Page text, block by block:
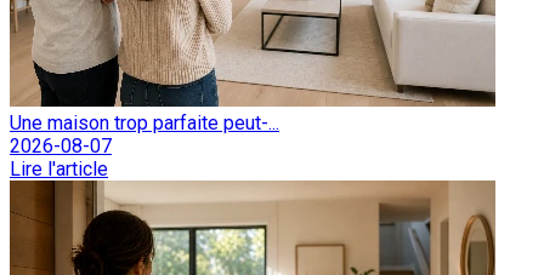
Une maison trop parfaite peut-...
2026-08-07
Lire l'article